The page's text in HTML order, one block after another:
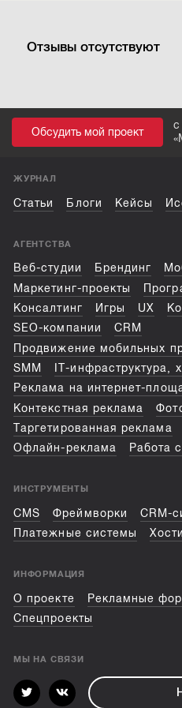
Отзывы отсутствуют
Обсудить мой проект
с
«
ЖУРНАЛ
Статьи Блоги Кейсы
АГЕНТСТВА
Веб-студии Брендинг
Маркетинг-проекты
Консалтинг
Игры UX
SEO-компании
CRM
Продвижение мобильных
SMM
IT-инфраструктура,
Реклама на интернет-
Контекстная реклама
Таргетированная реклама
Офлайн-реклама
Работа
ИНСТРУМЕНТЫ
CMS Фреймворки
CRM-
Платежные системы
ИНФОРМАЦИЯ
О проекте Рекламные
Спецпроекты
МЫ НА СВЯЗИ